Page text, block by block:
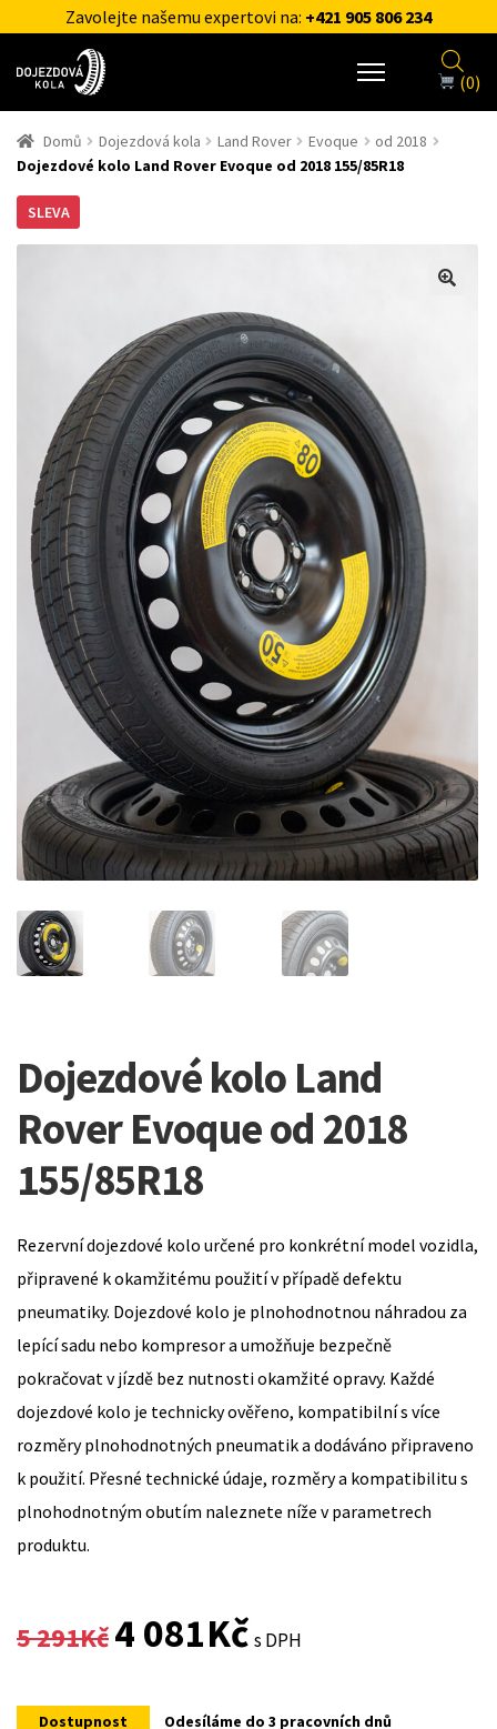
Zavolejte našemu expertovi na: +421 905 806 234
(0)
Domů Dojezdová kola Land Rover Evoque
od 2018
Dojezdové kolo Land Rover Evoque od 2018 155/85R18
SLEVA
Dojezdové kolo Land
Rover Evoque od 2018
155/85R18
Rezervní dojezdové kolo určené pro konkrétní model vozidla,
připravené k okamžitému použití v případě defektu
pneumatiky. Dojezdové kolo je plnohodnotnou náhradou za
lepící sadu nebo kompresor a umožňuje bezpečně
pokračovat v jízdě bez nutnosti okamžité opravy. Každé
dojezdové kolo je technicky ověřeno, kompatibilní s více
rozměry plnohodnotných pneumatik a dodáváno připraveno
k použití. Přesné technické údaje, rozměry a kompatibilitu s
plnohodnotným obutím naleznete níže v parametrech
produktu.
5 291Kč
Original
was:
4 081KčCurrent
is:
s DPH
Dostupnost Odesíláme do 3 pracovních dnů